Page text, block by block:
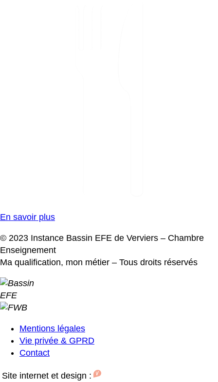
En savoir plus
© 2023 Instance Bassin EFE de Verviers – Chambre
Enseignement
Ma qualification, mon métier – Tous droits réservés
Pied
de
Mentions légales
Vie privée & GPRD
Contact
Site internet et design :